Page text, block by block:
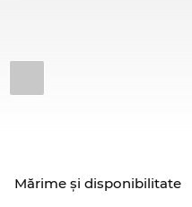
Mărime şi disponibilitate